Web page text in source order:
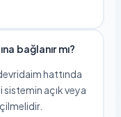
bağlanır mı?
hattında
açık veya